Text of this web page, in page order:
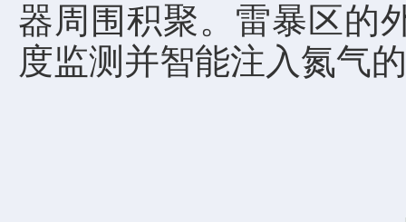
器周围积聚。雷暴区的
度监测并智能注入氮气